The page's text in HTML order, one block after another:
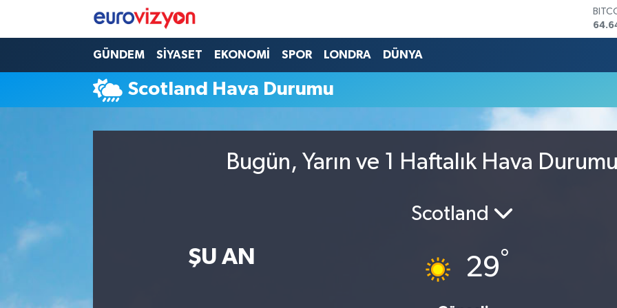
GÜNDEM SİYASET EKONOMİ SPOR LONDRA DÜNYA
Scotland Hava Durumu
Bugün, Yarın ve 1 Haftalık Hava
ŞU AN
Scotland
29°